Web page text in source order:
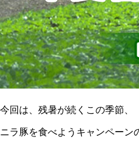
今回は、残暑が続くこの季節、
ニラ豚を食べようキャンペーン